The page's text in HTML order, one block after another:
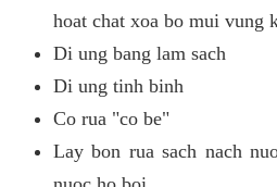
hoat chat xoa bo mui vung
Di ung bang lam sach
Di ung tinh binh
Co rua "co be"
Lay bon rua sach nach